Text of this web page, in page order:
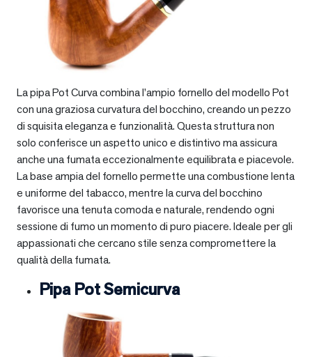
La pipa Pot Curva combina l’ampio fornello del modello Pot
con una graziosa curvatura del bocchino, creando un pezzo
di squisita eleganza e funzionalità. Questa struttura non
solo conferisce un aspetto unico e distintivo ma assicura
anche una fumata eccezionalmente equilibrata e piacevole.
La base ampia del fornello permette una combustione lenta
e uniforme del tabacco, mentre la curva del bocchino
favorisce una tenuta comoda e naturale, rendendo ogni
sessione di fumo un momento di puro piacere. Ideale per gli
appassionati che cercano stile senza compromettere la
qualità della fumata.
Pipa Pot Semicurva